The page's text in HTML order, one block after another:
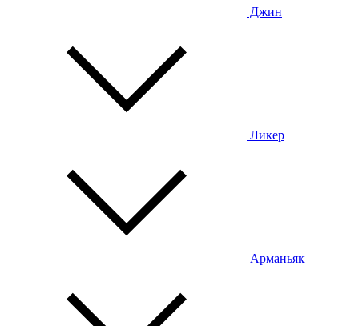
Джин
Ликер
Арманьяк